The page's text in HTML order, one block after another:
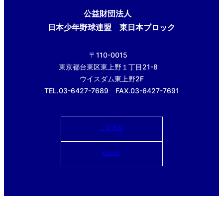
公益財団法人
日本少年野球連盟 東日本ブロック
〒110-0015
東京都台東区東上野１丁目21-8
ウイスダム東上野2F
TEL.03-6427-7689 FAX.03-6427-7691
ご意見箱
使い方